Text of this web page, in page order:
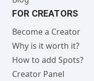
FOR CREATORS
Become a Creator
Why is it worth it?
How to add Spots?
Creator Panel